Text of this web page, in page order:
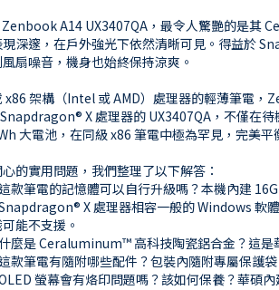
Zenbook A14 UX3407QA，最令人驚艷的是其
深邃，在戶外強光下依然清晰可見。得益於
扇噪音，機身也始終保持涼爽。
x86 架構（Intel 或 AMD）處理器的輕薄筆電，
X 處理器的 UX3407QA，不僅在
大電池，在同級 x86 筆電中極為罕見，完美
的實用問題，我們整理了以下解答：
款筆電的記憶體可以自行升級嗎？本機內建
X 處理器相容一般的 Windows 軟
能不支援。
麼是 Ceraluminum™ 高科技陶瓷鋁合金？這
款筆電有隨附哪些配件？包裝內隨附專屬保護
螢幕會有烙印問題嗎？該如何保養？華碩